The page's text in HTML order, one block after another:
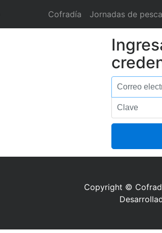
Cofradía Jornadas de pesca
Correo
Clave
Copyright ©